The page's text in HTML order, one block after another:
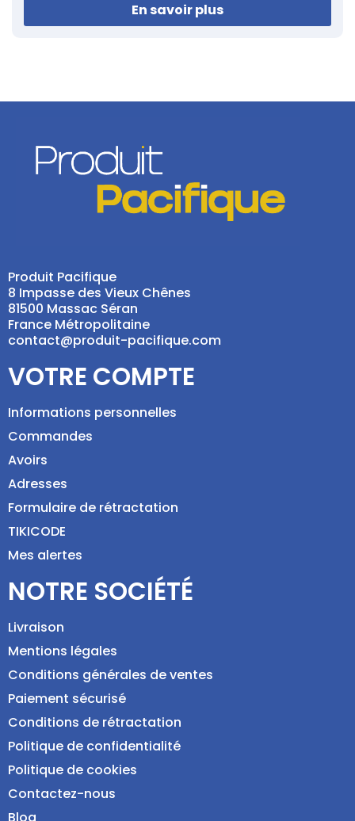
En savoir plus
Produit Pacifique
8 Impasse des Vieux Chênes
81500 Massac Séran
France Métropolitaine
contact@produit-pacifique.com
VOTRE COMPTE
Informations personnelles
Commandes
Avoirs
Adresses
Formulaire de rétractation
TIKICODE
Mes alertes
NOTRE SOCIÉTÉ
Livraison
Mentions légales
Conditions générales de ventes
Paiement sécurisé
Conditions de rétractation
Politique de confidentialité
Politique de cookies
Contactez-nous
Blog